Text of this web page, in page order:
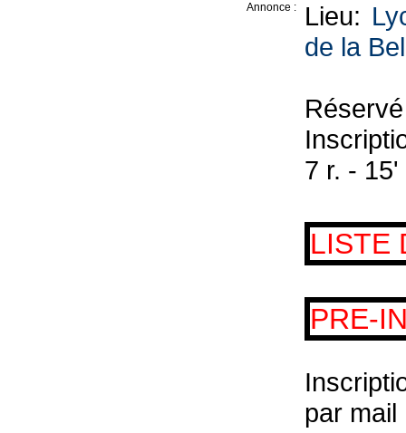
Annonce : Lieu:
de la
7 r. -
LISTE
PRE-
par